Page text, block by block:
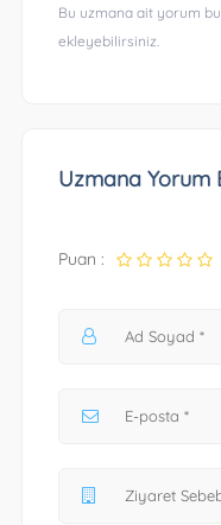
Bu uzmana ait yorum
ekleyebilirsiniz.
Uzmana Yorum
Puan :